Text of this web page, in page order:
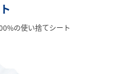
の使い捨てシート